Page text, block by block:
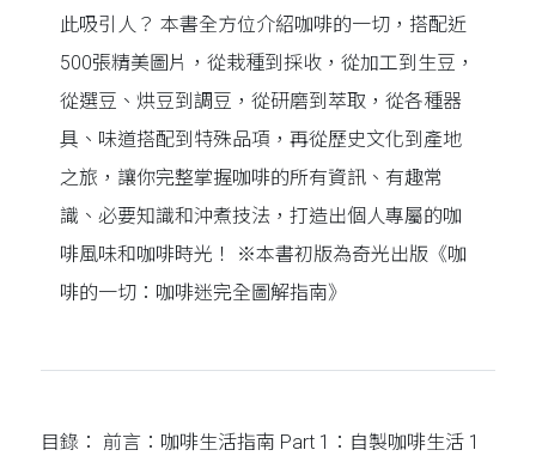
此吸引人？ 本書全方位介紹咖啡的一切，搭配近
500張精美圖片，從栽種到採收，從加工到生豆，
從選豆、烘豆到調豆，從研磨到萃取，從各種器
具、味道搭配到特殊品項，再從歷史文化到產地
之旅，讓你完整掌握咖啡的所有資訊、有趣常
識、必要知識和沖煮技法，打造出個人專屬的咖
啡風味和咖啡時光！ ※本書初版為奇光出版《咖
啡的一切：咖啡迷完全圖解指南》
目錄： 前言：咖啡生活指南 Part 1：自製咖啡生活 1